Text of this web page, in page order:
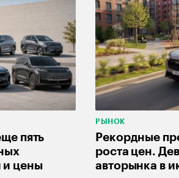
пять
и цены
РЫНОК
Рекордные
роста цен.
авторынка в